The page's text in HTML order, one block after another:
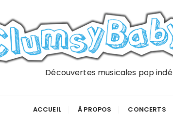
Découvertes musicales pop indé
ACCUEIL À PROPOS CONCERTS